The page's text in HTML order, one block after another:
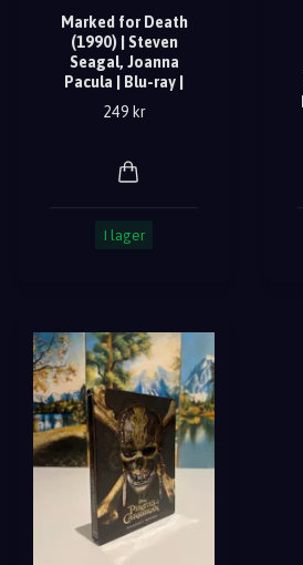
Marked for Death
(1990) | Steven
Seagal, Joanna
Pacula | Blu-ray |
249 kr
I lager